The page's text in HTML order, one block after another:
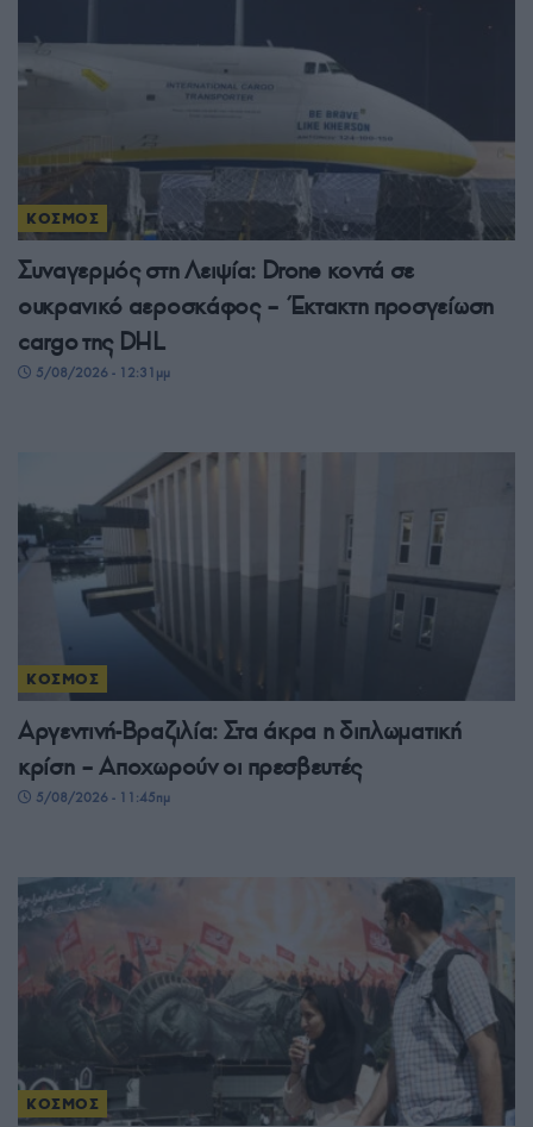
ΚΟΣΜΟΣ
Συναγερμός στη Λειψία: Drone κοντά σε
ουκρανικό αεροσκάφος – Έκτακτη προσγείωση
cargo της DHL
5/08/2026 - 12:31μμ
ΚΟΣΜΟΣ
Αργεντινή-Βραζιλία: Στα άκρα η διπλωματική
κρίση – Αποχωρούν οι πρεσβευτές
5/08/2026 - 11:45πμ
ΚΟΣΜΟΣ